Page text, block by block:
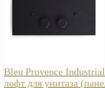
Bleu Provence
лофт для унитаза